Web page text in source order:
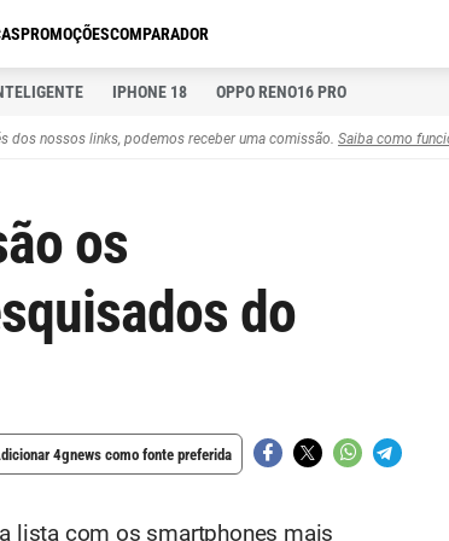
PROMOÇÕESCOMPARADOR
IPHONE 18 OPPO RENO16 PRO
dos nossos links, podemos receber uma comissão. Saiba como
os
do
4gnews como fonte preferida
lista com os smartphones mais